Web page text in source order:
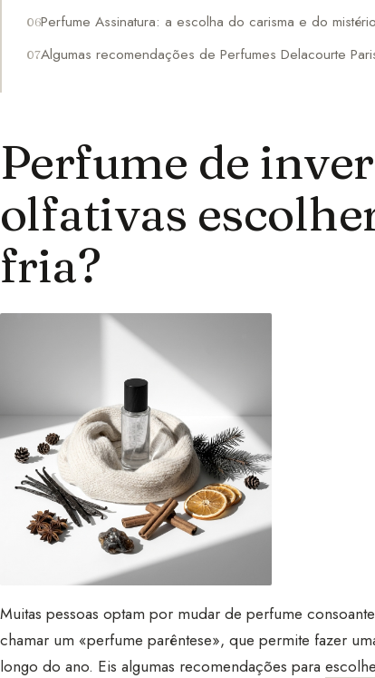
Perfume Assinatura: a escolha do carisma e do mistério
Algumas recomendações de Perfumes Delacourte
Perfume de
olfativas
fria?
Muitas pessoas optam por mudar de perfume
chamar um «perfume parêntese», que permite fazer
longo do ano. Eis algumas recomendações para